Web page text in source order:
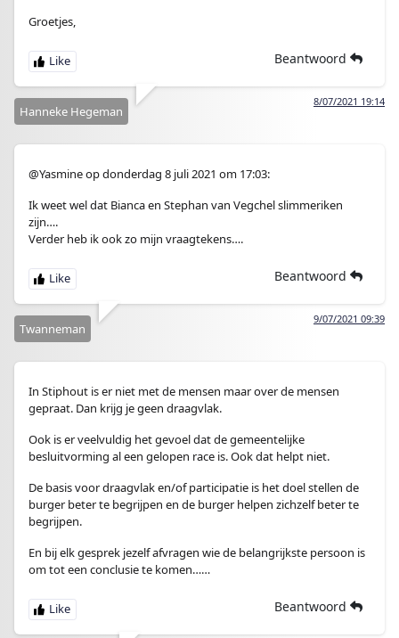
Groetjes,
Beantwoord
8/07/2021 19:14
Hanneke Hegeman
@Yasmine op donderdag 8 juli 2021 om 17:03:
Ik weet wel dat Bianca en Stephan van Vegchel slimmeriken
zijn….
Verder heb ik ook zo mijn vraagtekens….
Beantwoord
9/07/2021 09:39
Twanneman
In Stiphout is er niet met de mensen maar over de mensen
gepraat. Dan krijg je geen draagvlak.
Ook is er veelvuldig het gevoel dat de gemeentelijke
besluitvorming al een gelopen race is. Ook dat helpt niet.
De basis voor draagvlak en/of participatie is het doel stellen de
burger beter te begrijpen en de burger helpen zichzelf beter te
begrijpen.
En bij elk gesprek jezelf afvragen wie de belangrijkste persoon is
om tot een conclusie te komen……
Beantwoord